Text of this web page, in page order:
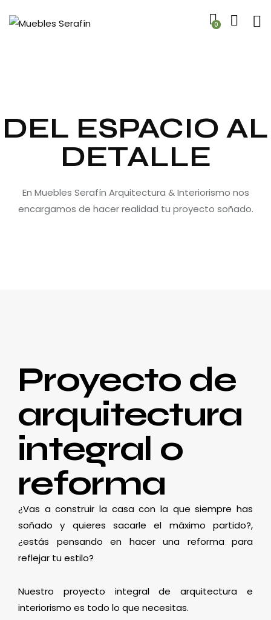
0
DEL ESPACIO AL
DETALLE
En Muebles Serafín Arquitectura & Interiorismo nos
encargamos de hacer realidad tu proyecto soñado.
Proyecto de
arquitectura
integral o
reforma
¿Vas a construir la casa con la que siempre has
soñado y quieres sacarle el máximo partido?,
¿estás pensando en hacer una reforma para
reflejar tu estilo?
Nuestro proyecto integral de arquitectura e
interiorismo es todo lo que necesitas.